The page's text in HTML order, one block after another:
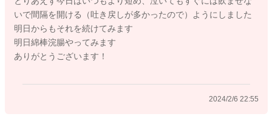
上体を起こし気味にして寝かせてあげてみるのもいいと思いま
すよ。
念のために綿棒浣腸のやり方を書かせていただきますね。
綿棒の先にオイルやワセリンをつけていただきます。肛門に1,2
ください。そうするとガスやうんちが出てくると思います。
いで間隔を開ける（吐き戻しが多かったので）ようにしました
明日からもそれを続けてみます
明日綿棒浣腸やってみます
ありがとうございます！
2024/2/6 22:55